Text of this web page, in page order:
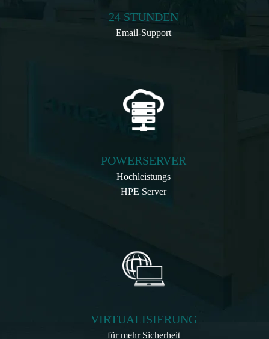
24 STUNDEN
Email-Support
POWERSERVER
Hochleistungs
HPE Server
VIRTUALISIERUNG
für mehr Sicherheit